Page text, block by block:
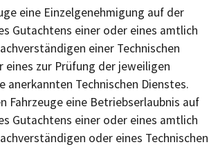
eine Einzelgenehmigung auf der
Gutachtens einer oder eines amtlich
einer Technischen
eines zur Prüfung der jeweiligen
anerkannten Technischen Dienstes.
Fahrzeuge eine Betriebserlaubnis auf
Gutachtens einer oder eines amtlich
oder eines Technischen